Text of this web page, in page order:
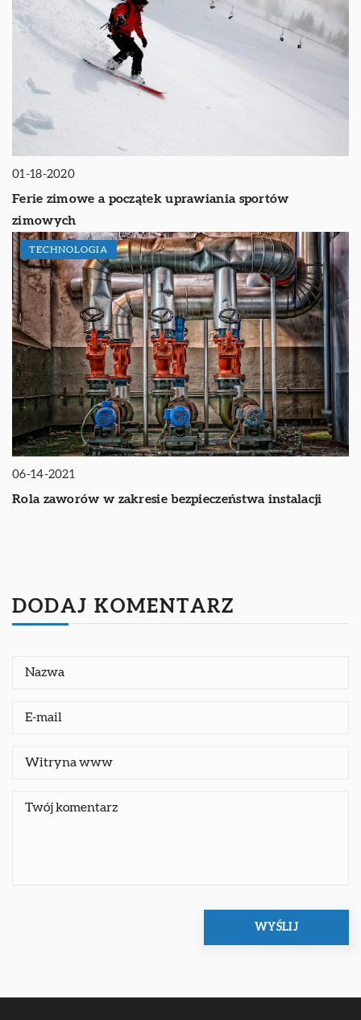
01-18-2020
Ferie zimowe a początek uprawiania sportów
zimowych
TECHNOLOGIA
06-14-2021
Rola zaworów w zakresie bezpieczeństwa instalacji
DODAJ KOMENTARZ